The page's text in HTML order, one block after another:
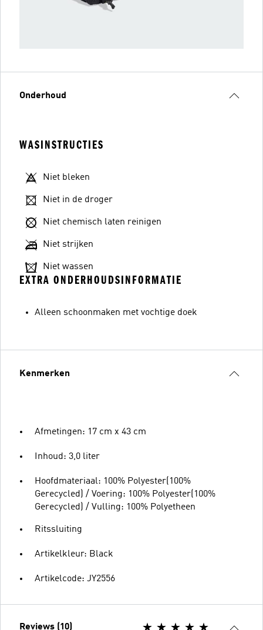
Onderhoud
WASINSTRUCTIES
Niet bleken
Niet in de droger
Niet chemisch laten reinigen
Niet strijken
Niet wassen
EXTRA ONDERHOUDSINFORMATIE
Alleen schoonmaken met vochtige doek
Kenmerken
Afmetingen: 17 cm x 43 cm
Inhoud: 3,0 liter
Hoofdmateriaal: 100% Polyester(100%
Gerecycled) / Voering: 100% Polyester(100%
Gerecycled) / Vulling: 100% Polyetheen
Ritssluiting
Artikelkleur: Black
Artikelcode: JY2556
Reviews (10)